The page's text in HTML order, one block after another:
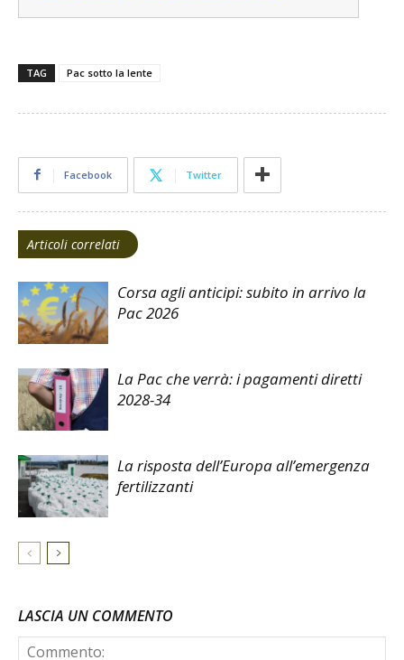
TAG Pac sotto la lente
Facebook Twitter
Articoli correlati
Corsa agli anticipi: subito in arrivo la
Pac 2026
La Pac che verrà: i pagamenti diretti
2028-34
La risposta dell’Europa all’emergenza
fertilizzanti
LASCIA UN COMMENTO